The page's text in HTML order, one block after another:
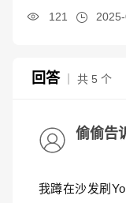
121
回答 ｜ 共 5 个
偷偷告
我蹲在沙发刷